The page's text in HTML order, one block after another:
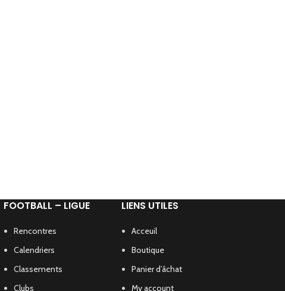
FOOTBALL – LIGUE
Rencontres
Calendriers
Classements
Clubs
LIENS UTILES
Acceuil
Boutique
Panier d’âchat
My account